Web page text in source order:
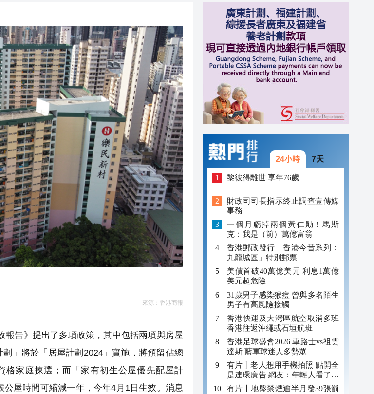
09:47
國加入
09:41
09:32
09:27
來源： 香港商報
告》提出了多項政策，其中包括兩項與房屋
」將於「居屋計劃2024」實施，將預留佔總
格家庭揀選；而「家有初生公屋優先配屋計
屋時間可縮減一年，今年4月1日生效。消息
24小時 7天
黎彼得離世 享年76歲
財政司司長指示終止調查壹傳媒
事務
一個月虧掉兩個黃仁勛！馬斯
克：我是（前）萬億富翁
香港郵政發行「香港今昔系列：
九龍城區」特別郵票
美債首破40萬億美元 利息1萬億
美元超危險
31歲男子感染猴痘 曾與多名陌生
男子有高風險接觸
香港快運及大灣區航空取消多班
香港往返沖繩或石垣航班
香港足球盛會2026 車路士vs祖雲
達斯 藍軍球迷人多勢眾
有片丨老人想用手機拍照 點開全
是連環廣告 網友：年輕人看了都
迷糊 何況老年人
有片丨地盤禁煙逾半月發39張罰